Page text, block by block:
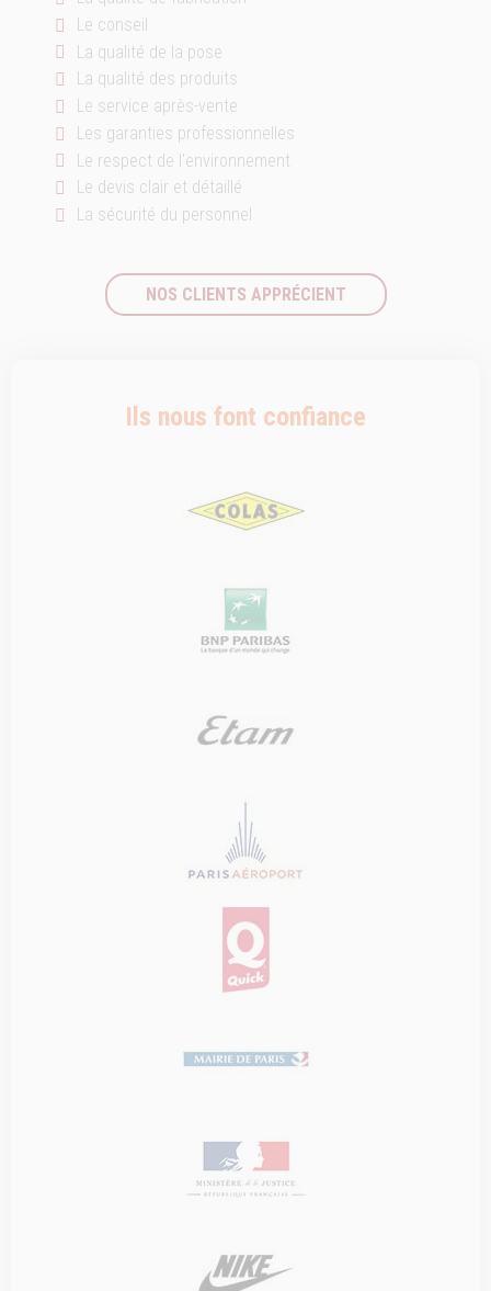
Le conseil
La qualité de la pose
La qualité des produits
Le service après-vente
Les garanties professionnelles
Le respect de l'environnement
Le devis clair et détaillé
La sécurité du personnel
NOS CLIENTS APPRÉCIENT
Ils nous font confiance